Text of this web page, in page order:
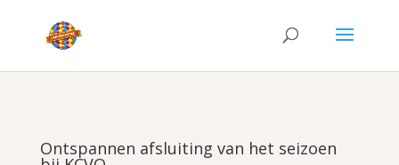
Ontspannen afsluiting van het seizoen